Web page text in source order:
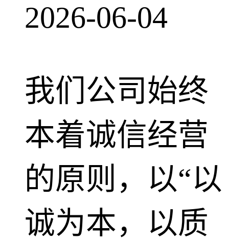
2026-06-04
我们公司始终
本着诚信经营
的原则，以“以
诚为本，以质